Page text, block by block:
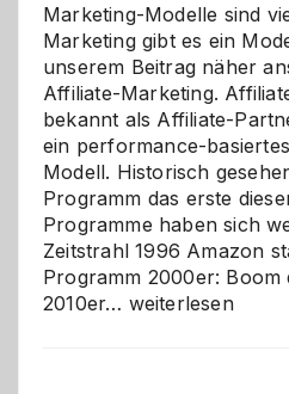
Marketing-Modelle sind
Marketing gibt es ein
unserem Beitrag näher
Affiliate-Marketing.
bekannt als Affiliate-
ein performance-
Modell. Historisch
Programm das erste
Programme haben sich
Zeitstrahl 1996 Amazon
Programm 2000er: Boom
2010er… Affiliate-
weiterlesen